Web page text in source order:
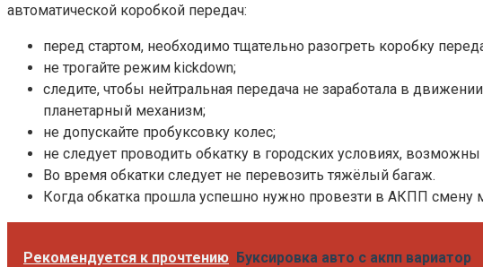
автоматической коробкой передач:
перед стартом, необходимо тщательно разогреть коробку
не трогайте режим kickdown;
следите, чтобы нейтральная передача не заработала в
планетарный механизм;
не допускайте пробуксовку колес;
не следует проводить обкатку в городских условиях,
Во время обкатки следует не перевозить тяжёлый багаж.
Когда обкатка прошла успешно нужно провезти в АКПП смену
Рекомендуется к прочтению Буксировка авто с акпп вариатор